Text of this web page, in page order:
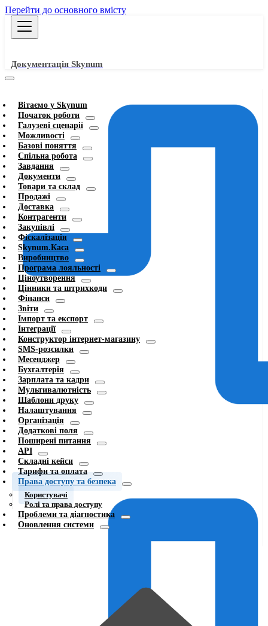
Перейти до основного вмісту
Документація Skynum
Вітаємо у Skynum
Початок роботи
Галузеві сценарії
Можливості
Базові поняття
Спільна робота
Завдання
Документи
Товари та склад
Продажі
Доставка
Контрагенти
Закупівлі
Фіскалізація
Skynum.Каса
Виробництво
Програма лояльності
Ціноутворення
Цінники та штрихкоди
Фінанси
Звіти
Імпорт та експорт
Інтеграції
Конструктор інтернет-магазину
SMS-розсилки
Месенджер
Бухгалтерія
Зарплата та кадри
Мультивалютність
Шаблони друку
Налаштування
Організація
Додаткові поля
Поширені питання
API
Складні кейси
Тарифи та оплата
Права доступу та безпека
Користувачі
Ролі та права доступу
Проблеми та діагностика
Оновлення системи